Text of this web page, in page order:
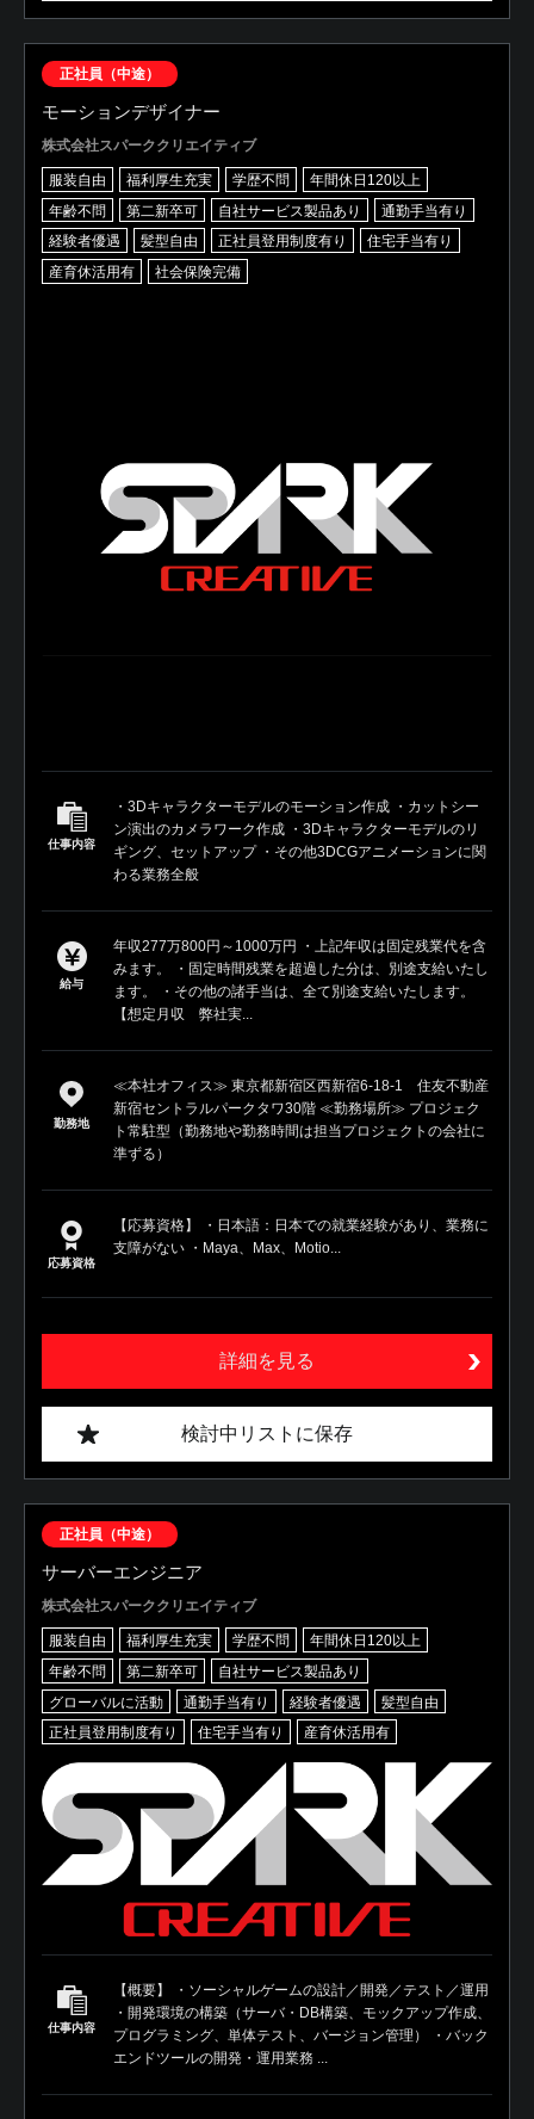
正社員（中途）
モーションデザイナー
株式会社スパーククリエイティブ
服装自由 福利厚生充実 学歴不問
年間休日120以上
年齢不問
第二新卒可 自社サービス製品あり
通勤手当有り
経験者優遇
髪型自由 正社員登用制度有り
住宅手当有り
産育休活用有
社会保険完備
仕事内容
・3Dキャラクターモデルのモーション作成 ・カットシー
ン演出のカメラワーク作成 ・3Dキャラクターモデルのリ
ギング、セットアップ ・その他3DCGアニメーションに関
わる業務全般
給与
年収277万800円～1000万円 ・上記年収は固定残業代を含
みます。 ・固定時間残業を超過した分は、別途支給いたし
ます。 ・その他の諸手当は、全て別途支給いたします。
【想定月収 弊社実...
勤務地
≪本社オフィス≫ 東京都新宿区西新宿6-18-1 住友不動産
新宿セントラルパークタワ30階 ≪勤務場所≫ プロジェク
ト常駐型（勤務地や勤務時間は担当プロジェクトの会社に
準ずる）
応募資格
【応募資格】 ・日本語：日本での就業経験があり、業務に
支障がない ・Maya、Max、Motio...
詳細を見る
検討中リストに保存
正社員（中途）
サーバーエンジニア
株式会社スパーククリエイティブ
服装自由 福利厚生充実 学歴不問
年間休日120以上
年齢不問
第二新卒可
自社サービス製品あり
グローバルに活動
通勤手当有り 経験者優遇
髪型自由
正社員登用制度有り
住宅手当有り 産育休活用有
仕事内容
【概要】 ・ソーシャルゲームの設計／開発／テスト／運用
・開発環境の構築（サーバ・DB構築、モックアップ作成、
プログラミング、単体テスト、バージョン管理） ・バック
エンドツールの開発・運用業務 ...